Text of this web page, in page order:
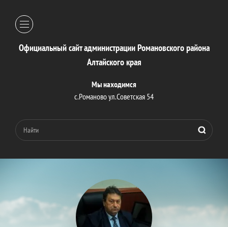
Официальный сайт администрации Романовского района
Алтайского края
Мы находимся
с.Романово ул.Советская 54